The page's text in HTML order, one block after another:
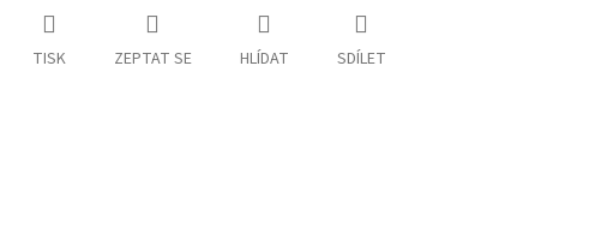
TISK ZEPTAT SE HLÍDAT SDÍLET